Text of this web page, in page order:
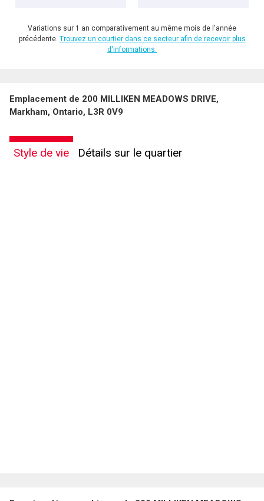
Variations sur 1 an comparativement au même mois de l'année
précédente. Trouvez un courtier dans ce secteur afin de recevoir plus
d'informations.
Emplacement de 200 MILLIKEN MEADOWS DRIVE,
Markham, Ontario, L3R 0V9
Style de vie Détails sur le quartier